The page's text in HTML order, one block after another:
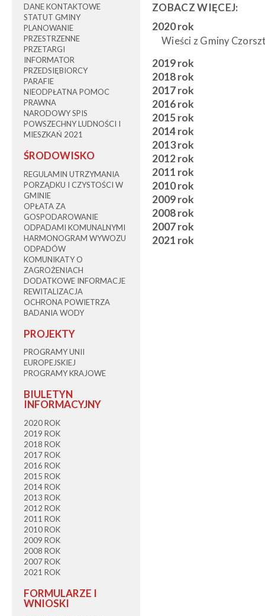
DANE KONTAKTOWE
STATUT GMINY
PLANOWANIE
PRZESTRZENNE
PRZETARGI
INFORMATOR
PRZEDSIĘBIORCY
PARAFIE
NIEODPŁATNA POMOC
PRAWNA
NARODOWY SPIS
POWSZECHNY LUDNOŚCI I
MIESZKAŃ 2021
ŚRODOWISKO
REGULAMIN UTRZYMANIA
PORZĄDKU I CZYSTOŚCI W
GMINIE
OPŁATA ZA
GOSPODAROWANIE
ODPADAMI KOMUNALNYMI
HARMONOGRAM WYWOZU
ODPADÓW
KOMUNIKATY O
ZAGROŻENIACH
DODATKOWE INFORMACJE
REWITALIZACJA
OCHRONA POWIETRZA
BADANIA WODY
PROJEKTY
PROGRAMY UNII
EUROPEJSKIEJ
PROGRAMY KRAJOWE
BIULETYN
INFORMACYJNY
2020 ROK
2019 ROK
2018 ROK
2017 ROK
2016 ROK
2015 ROK
2014 ROK
2013 ROK
2012 ROK
2011 ROK
2010 ROK
2009 ROK
2008 ROK
2007 ROK
2021 ROK
FORMULARZE I
WNIOSKI
ZOBACZ WIĘCEJ:
2020 rok
Wieści z Gminy
2019 rok
2018 rok
2017 rok
2016 rok
2015 rok
2014 rok
2013 rok
2012 rok
2011 rok
2010 rok
2009 rok
2008 rok
2007 rok
2021 rok